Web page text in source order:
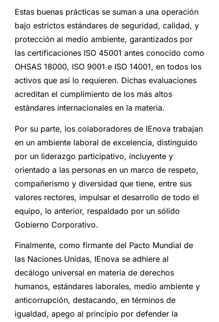
Estas buenas prácticas se suman a una operación
bajo estrictos estándares de seguridad, calidad, y
protección al medio ambiente, garantizados por
las certificaciones ISO 45001 antes conocido como
OHSAS 18000, ISO 9001 e ISO 14001, en todos los
activos que así lo requieren. Dichas evaluaciones
acreditan el cumplimiento de los más altos
estándares internacionales en la materia.
Por su parte, los colaboradores de IEnova trabajan
en un ambiente laboral de excelencia, distinguido
por un liderazgo participativo, incluyente y
orientado a las personas en un marco de respeto,
compañerismo y diversidad que tiene, entre sus
valores rectores, impulsar el desarrollo de todo el
equipo, lo anterior, respaldado por un sólido
Gobierno Corporativo.
Finalmente, como firmante del Pacto Mundial de
las Naciones Unidas, IEnova se adhiere al
decálogo universal en materia de derechos
humanos, estándares laborales, medio ambiente y
anticorrupción, destacando, en términos de
igualdad, apego al principio por defender la